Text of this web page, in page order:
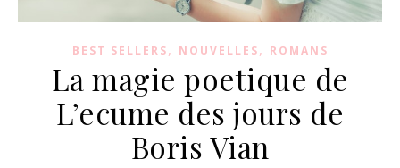
BEST SELLERS, NOUVELLES, ROMANS
La magie poetique de
L’ecume des jours de
Boris Vian